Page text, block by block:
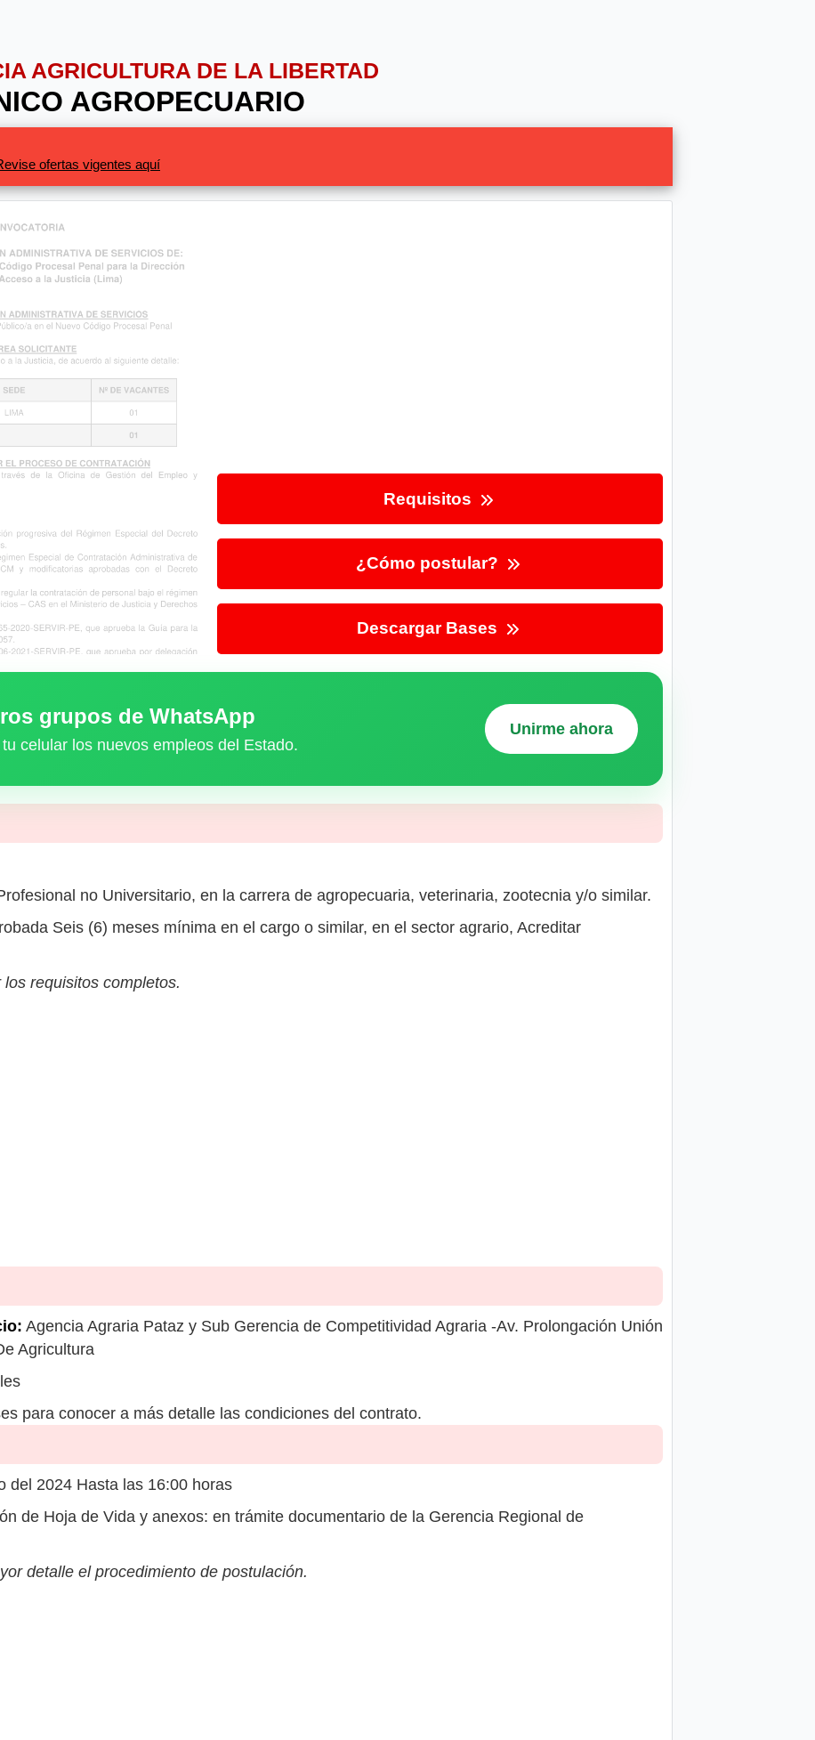
AGRICULTURA DE LA LIBERTAD
AGROPECUARIO
ofertas vigentes aquí
Requisitos
¿Cómo postular?
Descargar Bases
grupos de WhatsApp
celular los nuevos empleos del Estado.
Unirme ahora
no Universitario, en la carrera de agropecuaria, veterinaria, zootecnia y/o similar.
Seis (6) meses mínima en el cargo o similar, en el sector agrario, Acreditar
requisitos completos.
Agencia Agraria Pataz y Sub Gerencia de Competitividad Agraria -Av. Prolongación Unión
Agricultura
para conocer a más detalle las condiciones del contrato.
del 2024 Hasta las 16:00 horas
de Hoja de Vida y anexos: en trámite documentario de la Gerencia Regional de
detalle el procedimiento de postulación.